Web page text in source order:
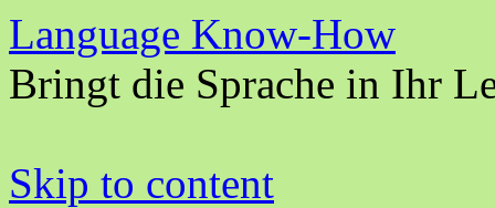
Language Know-How
Bringt die Sprache in Ihr
Skip to content